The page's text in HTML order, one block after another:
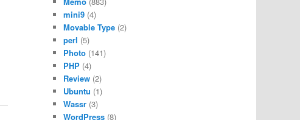
mini9 (4)
Movable Type (2)
perl (5)
Photo (141)
PHP (4)
Review (2)
Ubuntu (1)
Wassr (3)
WordPress (8)